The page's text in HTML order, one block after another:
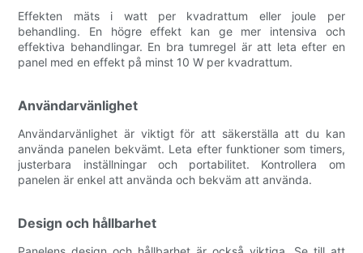
Effekten mäts i watt per kvadrattum eller joule per
behandling. En högre effekt kan ge mer intensiva och
effektiva behandlingar. En bra tumregel är att leta efter en
panel med en effekt på minst 10 W per kvadrattum.
Användarvänlighet
Användarvänlighet är viktigt för att säkerställa att du kan
använda panelen bekvämt. Leta efter funktioner som timers,
justerbara inställningar och portabilitet. Kontrollera om
panelen är enkel att använda och bekväm att använda.
Design och hållbarhet